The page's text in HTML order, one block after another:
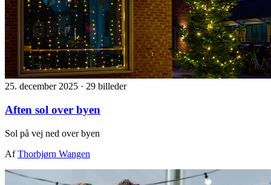
25. december 2025 · 29 billeder
Aften sol over byen
Sol på vej ned over byen
AfThorbjørn Wangen